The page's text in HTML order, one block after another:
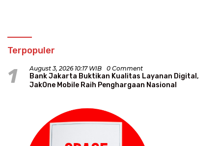
Terpopuler
1 August 3, 2026 10:17 WIB 0 Comment
Bank Jakarta Buktikan Kualitas Layanan Digital,
JakOne Mobile Raih Penghargaan Nasional